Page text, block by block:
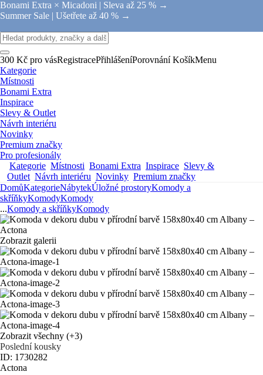
Bonami Extra × Micadoni | Sleva až 25 % →
Summer Sale | Ušetřete až 40 % →
300 Kč pro vásRegistracePřihlášeníPorovnání KošíkMenu
Kategorie
Místnosti
Bonami Extra
Inspirace
Slevy & Outlet
Návrh interiéru
Novinky
Premium značky
Pro profesionály
Kategorie Místnosti Bonami Extra Inspirace Slevy &
Outlet Návrh interiéru Novinky Premium značky
DomůKategorieNábytekÚložné prostoryKomody a
skříňkyKomodyKomody
...Komody a skříňkyKomody
Zobrazit galerii
Zobrazit všechny (+3)
Poslední kousky
ID: 1730282
Actona